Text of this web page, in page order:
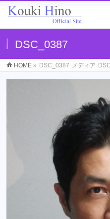
DSC_0387
HOME » DSC_0387 メディア